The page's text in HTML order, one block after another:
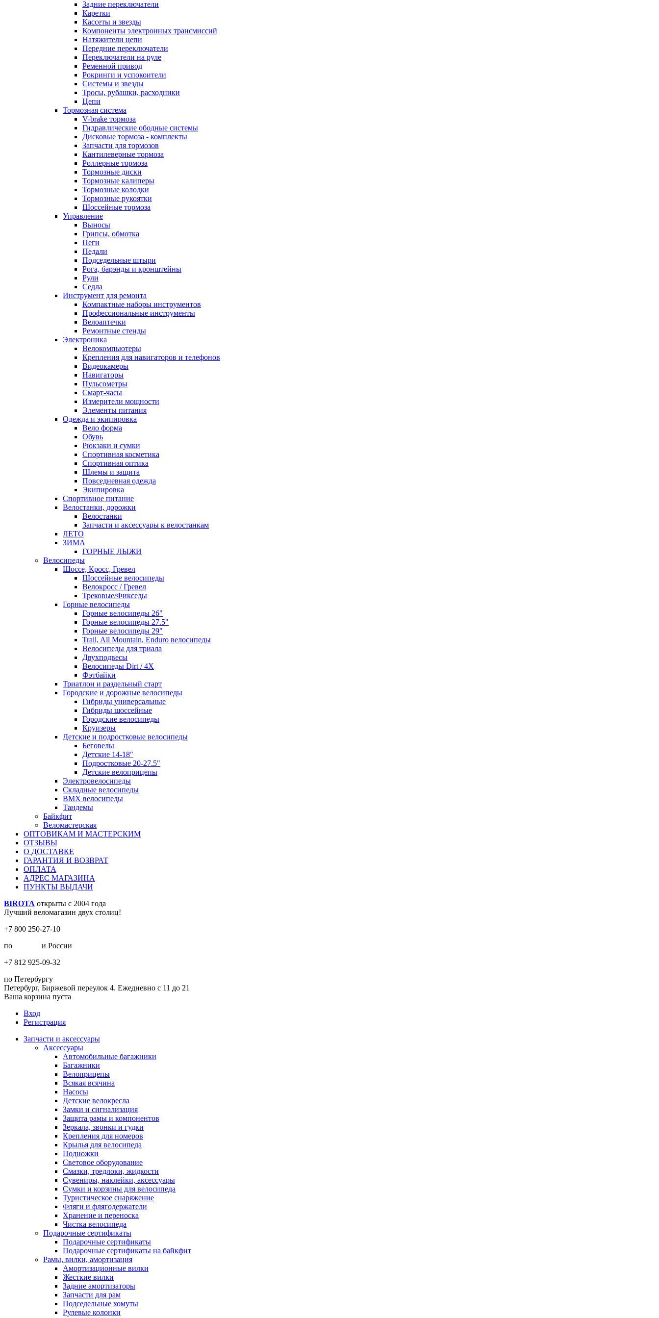
Задние переключатели
Каретки
Кассеты и звезды
Компоненты электронных трансмиссий
Натяжители цепи
Передние переключатели
Переключатели на руле
Ременной привод
Рокринги и успокоители
Системы и звезды
Тросы, рубашки, расходники
Цепи
Тормозная система
V-brake тормоза
Гидравлические ободные системы
Дисковые тормоза - комплекты
Запчасти для тормозов
Кантилеверные тормоза
Роллерные тормоза
Тормозные диски
Тормозные калиперы
Тормозные колодки
Тормозные рукоятки
Шоссейные тормоза
Управление
Выносы
Грипсы, обмотка
Пеги
Педали
Подседельные штыри
Рога, барэнды и кронштейны
Рули
Седла
Инструмент для ремонта
Компактные наборы инструментов
Профессиональные инструменты
Велоаптечки
Ремонтные стенды
Электроника
Велокомпьютеры
Крепления для навигаторов и телефонов
Видеокамеры
Навигаторы
Пульсометры
Смарт-часы
Измерители мощности
Элементы питания
Одежда и экипировка
Вело форма
Обувь
Рюкзаки и сумки
Спортивная косметика
Спортивная оптика
Шлемы и защита
Повседневная одежда
Экипировка
Спортивное питание
Велостанки, дорожки
Велостанки
Запчасти и аксессуары к велостанкам
ЛЕТО
ЗИМА
ГОРНЫЕ ЛЫЖИ
Велосипеды
Шоссе, Кросс, Гревел
Шоссейные велосипеды
Велокросс / Гревел
Трековые/Фикседы
Горные велосипеды
Горные велосипеды 26"
Горные велосипеды 27.5"
Горные велосипеды 29"
Trail, All Mountain, Enduro велосипеды
Велосипеды для триала
Двухподвесы
Велосипеды Dirt / 4X
Фэтбайки
Триатлон и раздельный старт
Городские и дорожные велосипеды
Гибриды универсальные
Гибриды шоссейные
Городские велосипеды
Круизеры
Детские и подростковые велосипеды
Беговелы
Детские 14-18"
Подростковые 20-27.5"
Детские велоприцепы
Электровелосипеды
Складные велосипеды
BMX велосипеды
Тандемы
Байкфит
Веломастерская
ОПТОВИКАМ И МАСТЕРСКИМ
ОТЗЫВЫ
О ДОСТАВКЕ
ГАРАНТИЯ И ВОЗВРАТ
ОПЛАТА
АДРЕС МАГАЗИНА
ПУНКТЫ ВЫДАЧИ
BIROTA открыты с 2004 года
Лучший веломагазин двух столиц!
+7 800 250-27-10
по
и России
+7 812 925-09-32
по Петербургу
Петербург, Биржевой переулок 4. Ежедневно с 11 до 21
Ваша корзина пуста
Вход
Регистрация
Запчасти и аксессуары
Аксессуары
Автомобильные багажники
Багажники
Велоприцепы
Всякая всячина
Насосы
Детские велокресла
Замки и сигнализация
Защита рамы и компонентов
Зеркала, звонки и гудки
Крепления для номеров
Крылья для велосипеда
Подножки
Световое оборудование
Смазки, тредлоки, жидкости
Сувениры, наклейки, аксессуары
Сумки и корзины для велосипеда
Туристическое снаряжение
Фляги и флягодержатели
Хранение и переноска
Чистка велосипеда
Подарочные сертификаты
Подарочные сертификаты
Подарочные сертификаты на байкфит
Рамы, вилки, амортизация
Амортизационные вилки
Жесткие вилки
Задние амортизаторы
Запчасти для рам
Подседельные хомуты
Рулевые колонки